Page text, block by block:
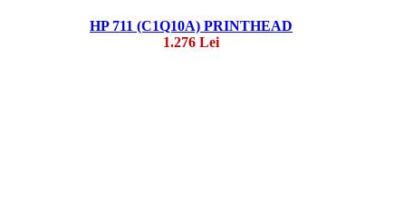
HP 711 (C1Q10A) PRINTHEAD
1.276 Lei